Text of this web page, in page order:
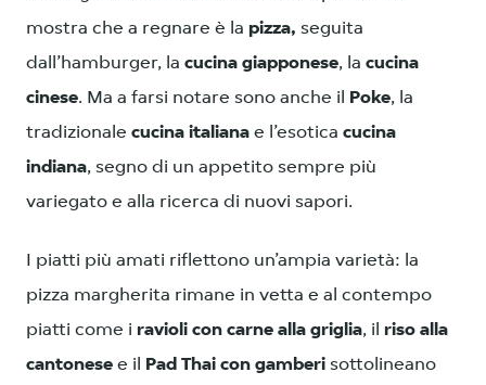
mostra che a regnare è la pizza, seguita
dall’hamburger, la cucina giapponese, la cucina
cinese. Ma a farsi notare sono anche il Poke, la
tradizionale cucina italiana e l’esotica cucina
indiana, segno di un appetito sempre più
variegato e alla ricerca di nuovi sapori.
I piatti più amati riflettono un’ampia varietà: la
pizza margherita rimane in vetta e al contempo
piatti come i ravioli con carne alla griglia, il riso alla
cantonese e il Pad Thai con gamberi sottolineano